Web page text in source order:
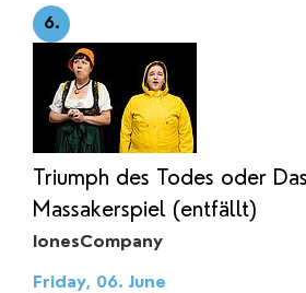
6.
Triumph des Todes oder
Massakerspiel (entfällt)
IonesCompany
Friday, 06. June